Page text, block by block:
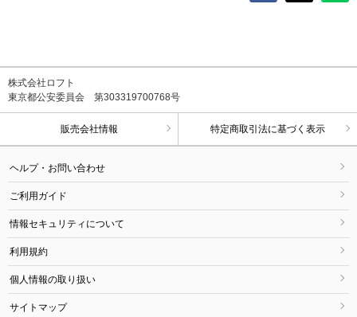
株式会社ロフト
東京都公安委員会 第303319700768号
販売会社情報 特定商取引法に基づく表示
ヘルプ・お問い合わせ
ご利用ガイド
情報セキュリティについて
利用規約
個人情報の取り扱い
サイトマップ